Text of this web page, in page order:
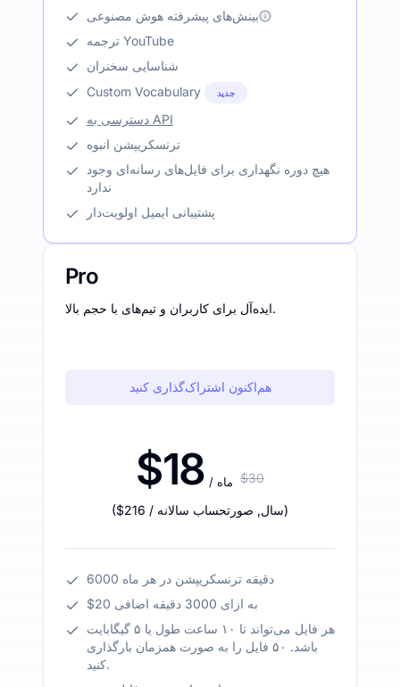
بینش‌های پیشرفته هوش مصنوعی
ترجمه YouTube
شناسایی سخنران
Custom Vocabulary
جدید
دسترسی به API
ترنسکریپشن انبوه
هیچ دوره نگهداری برای فایل‌های رسانه‌ای وجود
ندارد
پشتیبانی ایمیل اولویت‌دار
Pro
ایده‌آل برای کاربران و تیم‌های با حجم بالا.
هم‌اکنون اشتراک‌گذاری کنید
$18 / ماه $30
($216 / سال, صورتحساب سالانه )
6000 دقیقه ترنسکریپشن در هر ماه
$20 به ازای 3000 دقیقه اضافی
هر فایل می‌تواند تا ۱۰ ساعت طول یا ۵ گیگابایت
باشد. ۵۰ فایل را به صورت همزمان بارگذاری
کنید.